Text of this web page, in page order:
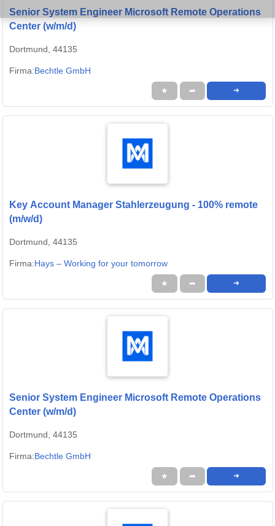
Senior System Engineer Microsoft Remote Operations
Center (w/m/d)
Dortmund, 44135
Firma:Bechtle GmbH
★ ➦ ➜
Key Account Manager Stahlerzeugung - 100% remote
(m/w/d)
Dortmund, 44135
Firma:Hays – Working for your tomorrow
★ ➦ ➜
Senior System Engineer Microsoft Remote Operations
Center (w/m/d)
Dortmund, 44135
Firma:Bechtle GmbH
★ ➦ ➜